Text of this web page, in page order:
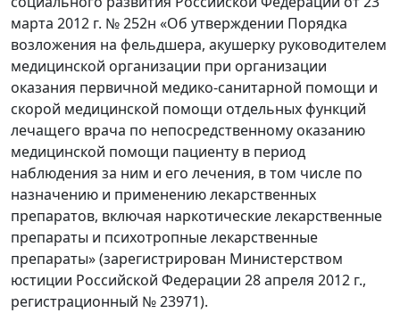
марта 2012 г. № 252н «Об утверждении Порядка
возложения на фельдшера, акушерку руководителем
медицинской организации при организации
оказания первичной медико-санитарной помощи и
скорой медицинской помощи отдельных функций
лечащего врача по непосредственному оказанию
медицинской помощи пациенту в период
наблюдения за ним и его лечения, в том числе по
назначению и применению лекарственных
препаратов, включая наркотические лекарственные
препараты и психотропные лекарственные
препараты» (зарегистрирован Министерством
юстиции Российской Федерации 28 апреля 2012 г.,
регистрационный № 23971).